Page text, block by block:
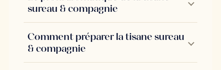
sureau & compagnie
Comment préparer la tisane sureau
& compagnie